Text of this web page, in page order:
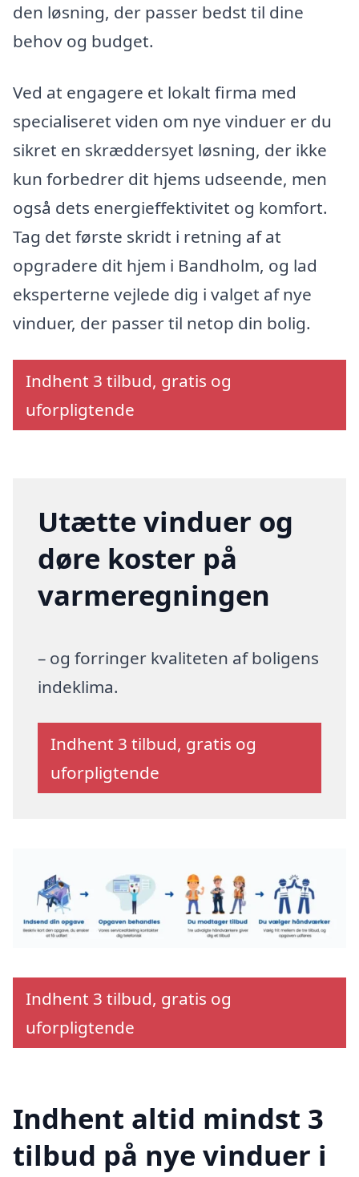
den løsning, der passer bedst til dine
behov og budget.
Ved at engagere et lokalt firma med
specialiseret viden om nye vinduer er du
sikret en skræddersyet løsning, der ikke
kun forbedrer dit hjems udseende, men
også dets energieffektivitet og komfort.
Tag det første skridt i retning af at
opgradere dit hjem i Bandholm, og lad
eksperterne vejlede dig i valget af nye
vinduer, der passer til netop din bolig.
Indhent 3 tilbud, gratis og
uforpligtende
Utætte vinduer og
døre koster på
varmeregningen
– og forringer kvaliteten af boligens
indeklima.
Indhent 3 tilbud, gratis og
uforpligtende
Indhent 3 tilbud, gratis og
uforpligtende
Indhent altid mindst 3
tilbud på nye vinduer i